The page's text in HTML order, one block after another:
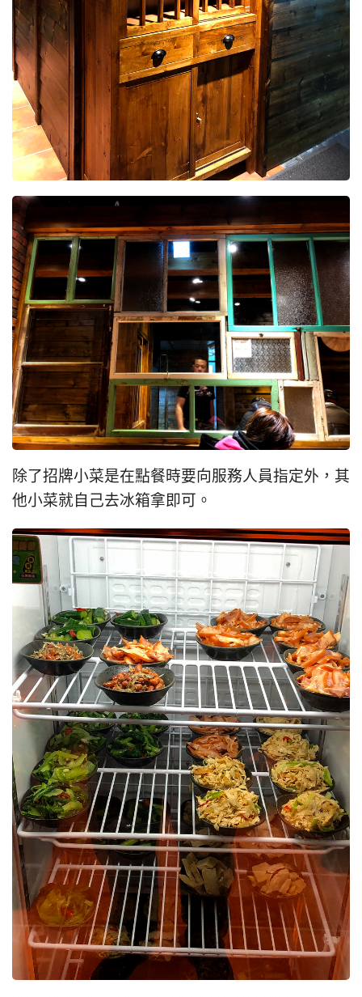
除了招牌小菜是在點餐時要向服務人員指定外，其
他小菜就自己去冰箱拿即可。